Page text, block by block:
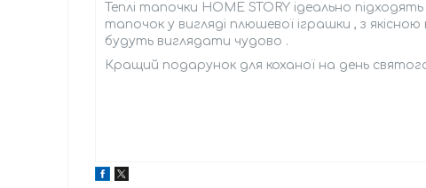
Теплі тапочки HOME STORY ідеально
тапочок у вигляді плюшевої іграшки , з
будуть виглядати чудово .
Кращий подарунок для коханої на день